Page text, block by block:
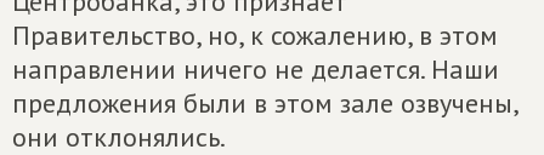
Правительство, но, к сожалению, в этом
направлении ничего не делается. Наши
предложения были в этом зале озвучены,
они отклонялись.